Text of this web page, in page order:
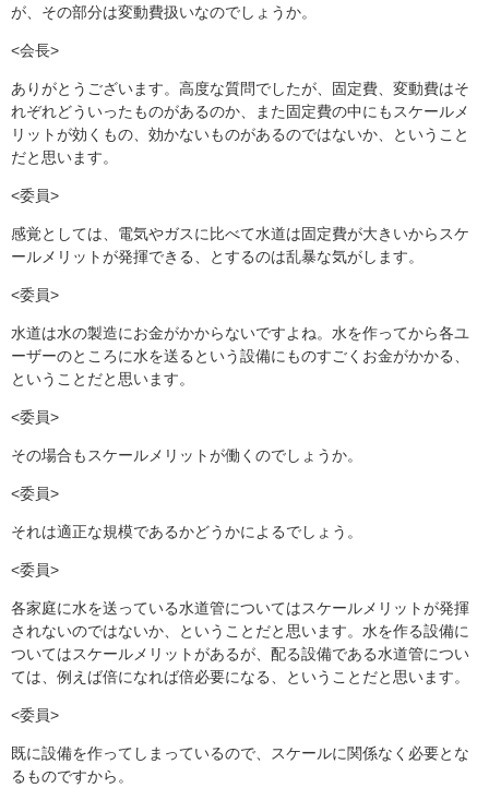
が、その部分は変動費扱いなのでしょうか。
<会長>
ありがとうございます。高度な質問でしたが、固定費、変動費はそ
れぞれどういったものがあるのか、また固定費の中にもスケールメ
リットが効くもの、効かないものがあるのではないか、ということ
だと思います。
<委員>
感覚としては、電気やガスに比べて水道は固定費が大きいからスケ
ールメリットが発揮できる、とするのは乱暴な気がします。
<委員>
水道は水の製造にお金がかからないですよね。水を作ってから各ユ
ーザーのところに水を送るという設備にものすごくお金がかかる、
ということだと思います。
<委員>
その場合もスケールメリットが働くのでしょうか。
<委員>
それは適正な規模であるかどうかによるでしょう。
<委員>
各家庭に水を送っている水道管についてはスケールメリットが発揮
されないのではないか、ということだと思います。水を作る設備に
ついてはスケールメリットがあるが、配る設備である水道管につい
ては、例えば倍になれば倍必要になる、ということだと思います。
<委員>
既に設備を作ってしまっているので、スケールに関係なく必要とな
るものですから。